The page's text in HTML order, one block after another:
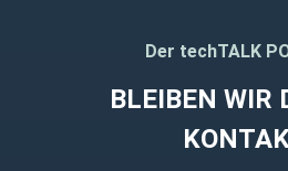
Der techTALK
BLEIBEN WIR